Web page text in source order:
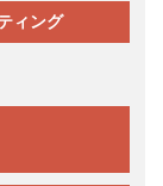
ィング